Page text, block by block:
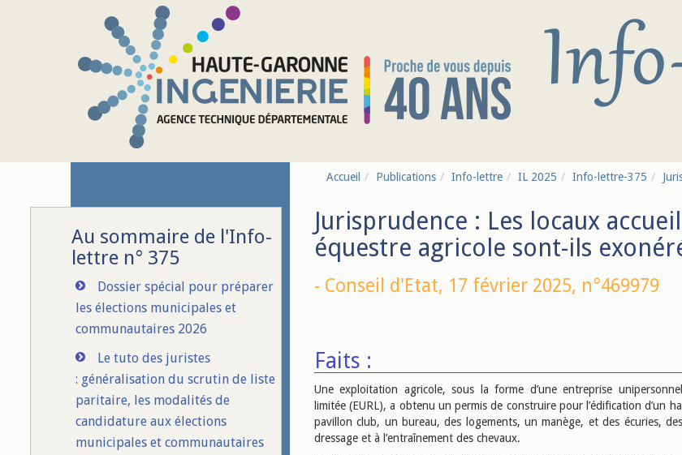
Au sommaire de l'Info-
lettre n° 375
Dossier spécial pour préparer
les élections municipales et
communautaires 2026
Le tuto des juristes
: généralisation du scrutin de liste
paritaire, les modalités de
candidature aux élections
municipales et communautaires
Accueil Publications Info-lettre IL 2025 Info-lettre-375
Jurisprudence : Les locaux
équestre agricole sont-ils
- Conseil d'Etat, 17 février 2025, n°469979
Faits :
Une exploitation agricole, sous la forme d’une entreprise
limitée (EURL), a obtenu un permis de construire pour l’édification d’un
pavillon club, un bureau, des logements, un manège, et des écuries,
dressage et à l’entraînement des chevaux.